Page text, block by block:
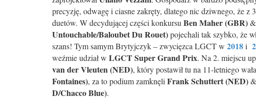
precyzję, odwagę i ciasne zakręty, dlatego nic dziwnego, że z
duetów. W decydującej części konkursu Ben Maher (GBR)
Untouchable/Baloubet Du Rouet)pojechali tak szybko, że
szans! Tym samym Brytyjczyk – zwycięzca LGCT w 2018i
weźmie udział w LGCT Super Grand Prix. Na 2. miejscu
van der Vleuten (NED), który postawił tu na 11-letniego
Fontaines), za to podium zamknęli Frank Schuttert (NED)
D/Chacco Blue).